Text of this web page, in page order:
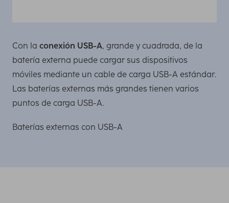
Con la conexión USB-A, grande y cuadrada, de la
batería externa puede cargar sus dispositivos
móviles mediante un cable de carga USB-A estándar.
Las baterías externas más grandes tienen varios
puntos de carga USB-A.
Baterías externas con USB-A